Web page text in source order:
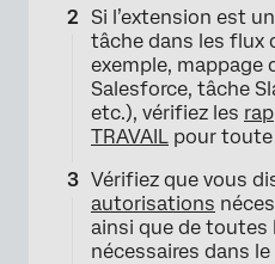
Si l’extension est
tâche dans les flux
exemple, mappage
Salesforce, tâche
etc.), vérifiez les
TRAVAIL pour toute
Vérifiez que vous
autorisations
ainsi que de
nécessaires dans